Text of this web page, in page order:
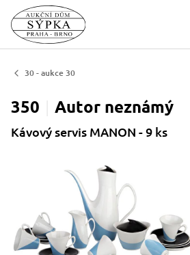
30 - aukce 30
350 Autor neznámý
Kávový servis MANON - 9 ks